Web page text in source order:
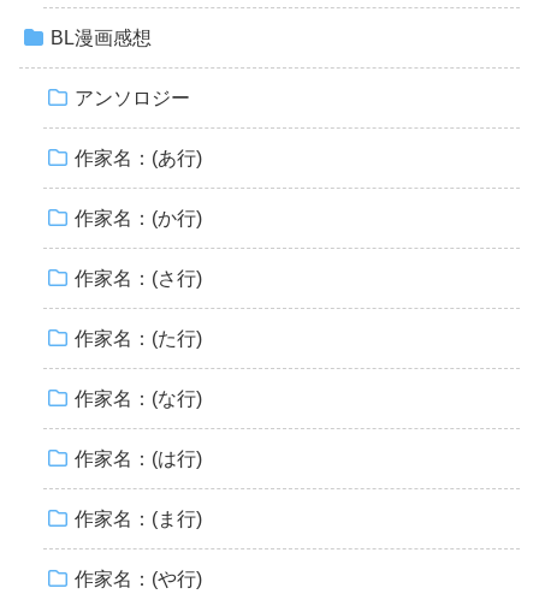
BL漫画感想
アンソロジー
作家名：(あ行)
作家名：(か行)
作家名：(さ行)
作家名：(た行)
作家名：(な行)
作家名：(は行)
作家名：(ま行)
作家名：(や行)